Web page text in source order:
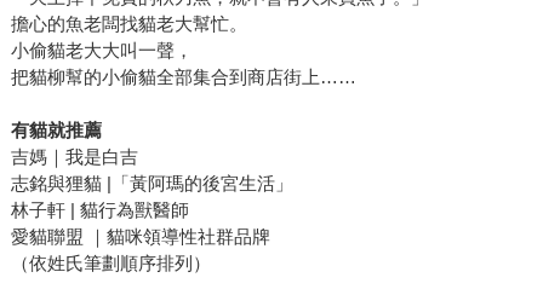
擔心的魚老闆找貓老大幫忙。
小偷貓老大大叫一聲，
把貓柳幫的小偷貓全部集合到商店街上……
有貓就推薦
吉媽｜我是白吉
志銘與狸貓 |「黃阿瑪的後宮生活」
林子軒 | 貓行為獸醫師
愛貓聯盟 ｜貓咪領導性社群品牌
（依姓氏筆劃順序排列）